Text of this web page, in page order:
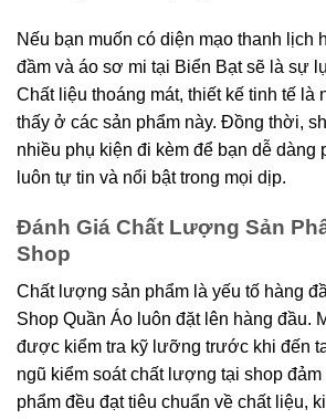
Nếu bạn muốn có diện mạo thanh lịch
đầm và áo sơ mi tại Biển Bạt sẽ là sự
Chất liệu thoáng mát, thiết kế tinh tế là
thấy ở các sản phẩm này. Đồng thời,
nhiều phụ kiện đi kèm để bạn dễ dàng
luôn tự tin và nổi bật trong mọi dịp.
Đánh Giá Chất Lượng Sản
Shop
Chất lượng sản phẩm là yếu tố hàng
Shop Quần Áo luôn đặt lên hàng đầu.
được kiểm tra kỹ lưỡng trước khi đến
ngũ kiểm soát chất lượng tại shop đảm
phẩm đều đạt tiêu chuẩn về chất liệu,